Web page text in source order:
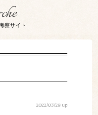
察サイト
2022/03/28 up